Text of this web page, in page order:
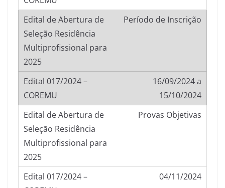
Período de Inscrição
16/09/2024 a
15/10/2024
Provas Objetivas
04/11/2024